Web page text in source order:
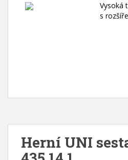
Vysoká
s
Herní UNI